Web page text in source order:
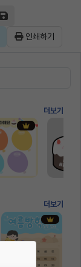
인쇄하기
더보기
더보기